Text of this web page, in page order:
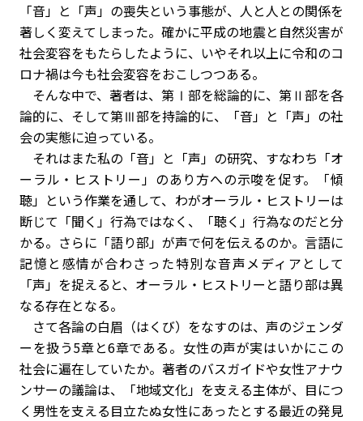
「音」と「声」の喪失という事態が、人と人との関係を
著しく変えてしまった。確かに平成の地震と自然災害が
社会変容をもたらしたように、いやそれ以上に令和のコ
ロナ禍は今も社会変容をおこしつつある。
そんな中で、著者は、第Ⅰ部を総論的に、第Ⅱ部を各
論的に、そして第Ⅲ部を持論的に、「音」と「声」の社
会の実態に迫っている。
それはまた私の「音」と「声」の研究、すなわち「オ
ーラル・ヒストリー」のあり方への示唆を促す。「傾
聴」という作業を通して、わがオーラル・ヒストリーは
断じて「聞く」行為ではなく、「聴く」行為なのだと分
かる。さらに「語り部」が声で何を伝えるのか。言語に
記憶と感情が合わさった特別な音声メディアとして
「声」を捉えると、オーラル・ヒストリーと語り部は異
なる存在となる。
さて各論の白眉（はくび）をなすのは、声のジェンダ
ーを扱う5章と6章である。女性の声が実はいかにこの
社会に遍在していたか。著者のバスガイドや女性アナウ
ンサーの議論は、「地域文化」を支える主体が、目につ
く男性を支える目立たぬ女性にあったとする最近の発見